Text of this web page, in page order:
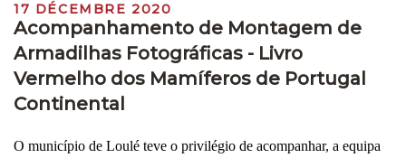
17 DÉCEMBRE 2020
Acompanhamento de Montagem de
Armadilhas Fotográficas - Livro
Vermelho dos Mamíferos de Portugal
Continental
O município de Loulé teve o privilégio de acompanhar, a equipa